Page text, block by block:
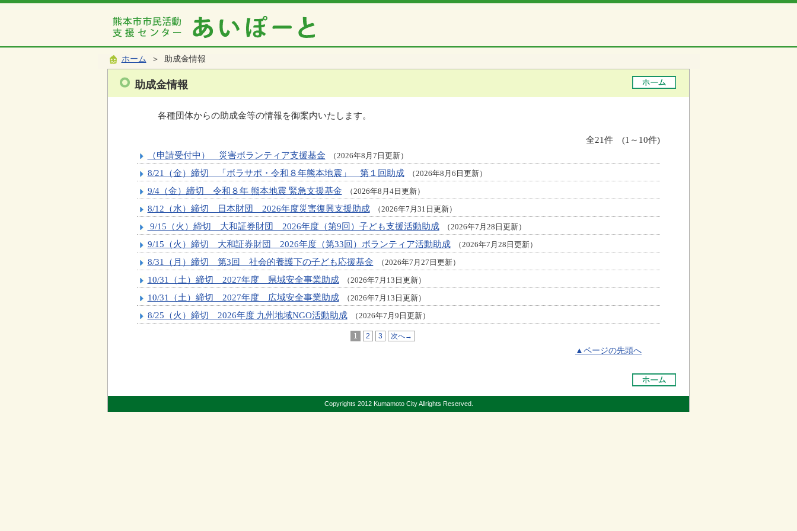
ホーム ＞ 助成金情報
助成金情報
各種団体からの助成金等の情報を御案内いたします。
全21件 (1～10件)
（申請受付中） 災害ボランティア支援基金 （2026年8月7日更新）
8/21（金）締切 「ボラサポ・令和８年熊本地震」 第１回助成（2026年8月6日更新）
9/4（金）締切 令和８年 熊本地震 緊急支援基金 （2026年8月4日更新）
8/12（水）締切 日本財団 2026年度災害復興支援助成（2026年7月31日更新）
9/15（火）締切 大和証券財団 2026年度（第9回）子ども支援活動助成（2026年7月28日更新）
9/15（火）締切 大和証券財団 2026年度（第33回）ボランティア活動助成（2026年7月28日更新）
8/31（月）締切 第3回 社会的養護下の子ども応援基金 （2026年7月27日更新）
10/31（土）締切 2027年度 県域安全事業助成（2026年7月13日更新）
10/31（土）締切 2027年度 広域安全事業助成（2026年7月13日更新）
8/25（火）締切 2026年度 九州地域NGO活動助成（2026年7月9日更新）
1 2 3 次へ→
▲ページの先頭へ
Copyrights 2012 Kumamoto City Allrights Reserved.